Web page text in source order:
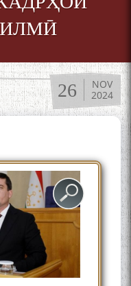
26
NOV
2024